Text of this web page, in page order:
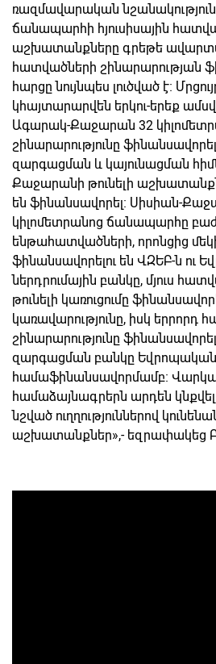
ռազմավարական նշանակություն
ճանապարհի հյուսիսային
աշխատանքները գրեթե
հատվածների շինարարության
հարցը նույնպես լուծված է։
կհայտարարվեն երկու-երեք
Ագարակ-Քաջարան 32
շինարարությունը
զարգացման և կայունացման
Քաջարանի թունելի
են ֆինանսավորել։ Սիսիան-
կիլոմետրանոց ճանապարհը
ենթահատվածների, որոնցից
ֆինանսավորելու են ՎԶԵԲ-ն ու
ներդրումային բանկը, մյուս
թունելի կառուցումը
կառավարությունը, իսկ երրորդ
շինարարությունը
զարգացման բանկը Եվրոպական
համաֆինանսավորմամբ։
համաձայնագրերն արդեն կնքվել
նշված ուղղություններով
աշխատանքներ»,- եզրափակեց